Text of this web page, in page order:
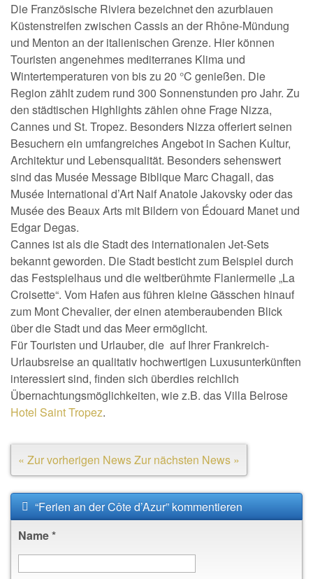
Die Französische Riviera bezeichnet den azurblauen
Küstenstreifen zwischen Cassis an der Rhône-Mündung
und Menton an der italienischen Grenze. Hier können
Touristen angenehmes mediterranes Klima und
Wintertemperaturen von bis zu 20 °C genießen. Die
Region zählt zudem rund 300 Sonnenstunden pro Jahr. Zu
den städtischen Highlights zählen ohne Frage Nizza,
Cannes und St. Tropez. Besonders Nizza offeriert seinen
Besuchern ein umfangreiches Angebot in Sachen Kultur,
Architektur und Lebensqualität. Besonders sehenswert
sind das Musée Message Biblique Marc Chagall, das
Musée International d’Art Naif Anatole Jakovsky oder das
Musée des Beaux Arts mit Bildern von Édouard Manet und
Edgar Degas.
Cannes ist als die Stadt des internationalen Jet-Sets
bekannt geworden. Die Stadt besticht zum Beispiel durch
das Festspielhaus und die weltberühmte Flaniermeile „La
Croisette“. Vom Hafen aus führen kleine Gässchen hinauf
zum Mont Chevalier, der einen atemberaubenden Blick
über die Stadt und das Meer ermöglicht.
Für Touristen und Urlauber, die auf Ihrer Frankreich-
Urlaubsreise an qualitativ hochwertigen Luxusunterkünften
interessiert sind, finden sich überdies reichlich
Übernachtungsmöglichkeiten, wie z.B. das Villa Belrose
Hotel Saint Tropez.
« Zur vorherigen NewsZur nächsten News »
“Ferien an der Côte d’Azur” kommentieren
Name*